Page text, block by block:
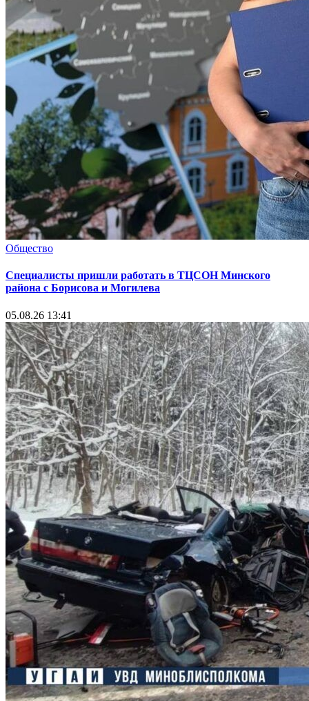
Общество
Специалисты пришли работать в ТЦСОН Минского
района с Борисова и Могилева
05.08.26 13:41